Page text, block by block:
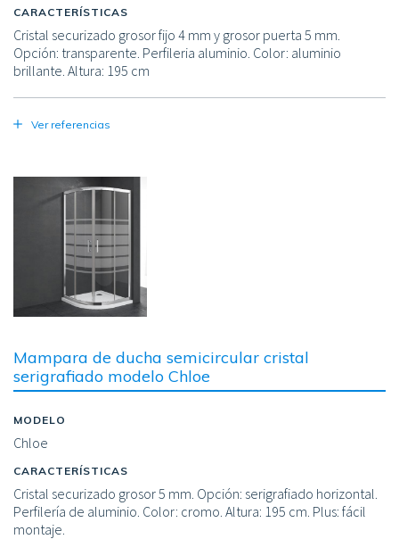
CARACTERÍSTICAS
Cristal securizado grosor fijo 4 mm y grosor puerta 5 mm.
Opción: transparente. Perfileria aluminio. Color: aluminio
brillante. Altura: 195 cm
Ver referencias
Mampara de ducha semicircular cristal
serigrafiado modelo Chloe
MODELO
Chloe
CARACTERÍSTICAS
Cristal securizado grosor 5 mm. Opción: serigrafiado horizontal.
Perfilería de aluminio. Color: cromo. Altura: 195 cm. Plus: fácil
montaje.